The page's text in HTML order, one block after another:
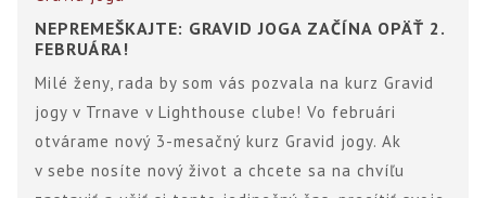
NEPREMEŠKAJTE: GRAVID JOGA ZAČÍNA OPÄŤ 2.
FEBRUÁRA!
Milé ženy, rada by som vás pozvala na kurz Gravid
jogy v Trnave v Lighthouse clube! Vo februári
otvárame nový 3-mesačný kurz Gravid jogy. Ak
v sebe nosíte nový život a chcete sa na chvíľu